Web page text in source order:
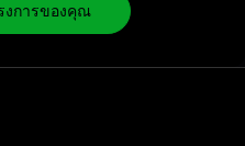
การของคุณ